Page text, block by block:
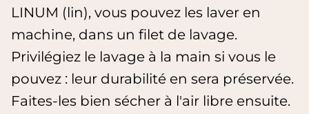
LINUM (lin), vous pouvez les laver en
machine, dans un filet de lavage.
Privilégiez le lavage à la main si vous le
pouvez : leur durabilité en sera préservée.
Faites-les bien sécher à l'air libre ensuite.